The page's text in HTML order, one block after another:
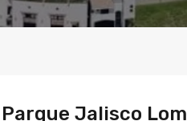
Parque Jalisco